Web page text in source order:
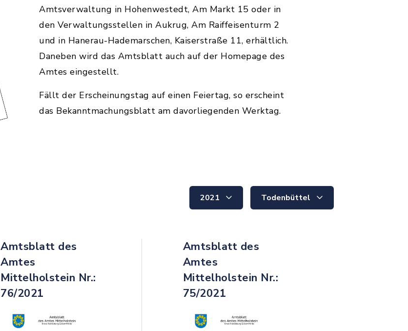
Amtsverwaltung in Hohenwestedt, Am Markt 15 oder in
den Verwaltungsstellen in Aukrug, Am Raiffeisenturm 2
und in Hanerau-Hademarschen, Kaiserstraße 11, erhältlich.
Daneben wird das Amtsblatt auch auf der Homepage des
Amtes eingestellt.
Fällt der Erscheinungstag auf einen Feiertag, so erscheint
das Bekanntmachungsblatt am davorliegenden Werktag.
2021 Todenbüttel
Amtsblatt des
Amtes
Mittelholstein Nr.:
76/2021
Amtsblatt des
Amtes
Mittelholstein Nr.:
75/2021